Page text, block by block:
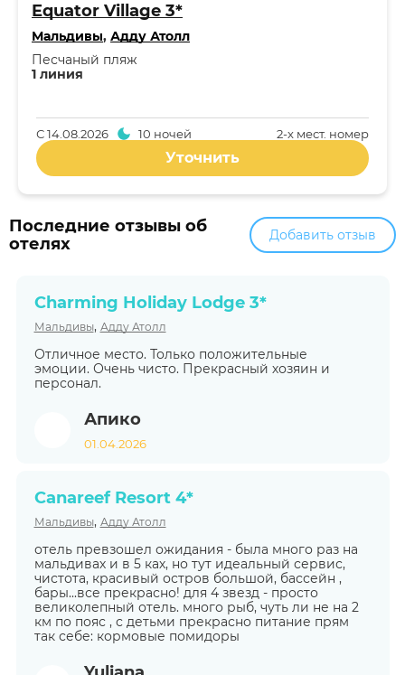
Equator Village 3*
Мальдивы, Адду Атолл
1 линия
Песчаный пляж
2-x мест. номер
С14.08.2026 10 ночей
Уточнить
Последние отзывы об
отелях
Добавить отзыв
Charming Holiday Lodge 3*
Мальдивы, Адду Атолл
Отличное место. Только положительные
эмоции. Очень чисто. Прекрасный хозяин и
персонал.
Апико
01.04.2026
Canareef Resort 4*
Мальдивы, Адду Атолл
отель превзошел ожидания - была много раз на
мальдивах и в 5 ках, но тут идеальный сервис,
чистота, красивый остров большой, бассейн ,
бары...все прекрасно! для 4 звезд - просто
великолепный отель. много рыб, чуть ли не на 2
км по пояс , с детьми прекрасно питание прям
так себе: кормовые помидоры